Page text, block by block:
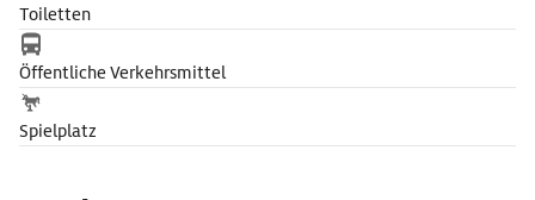
Toiletten
Öffentliche Verkehrsmittel
Spielplatz